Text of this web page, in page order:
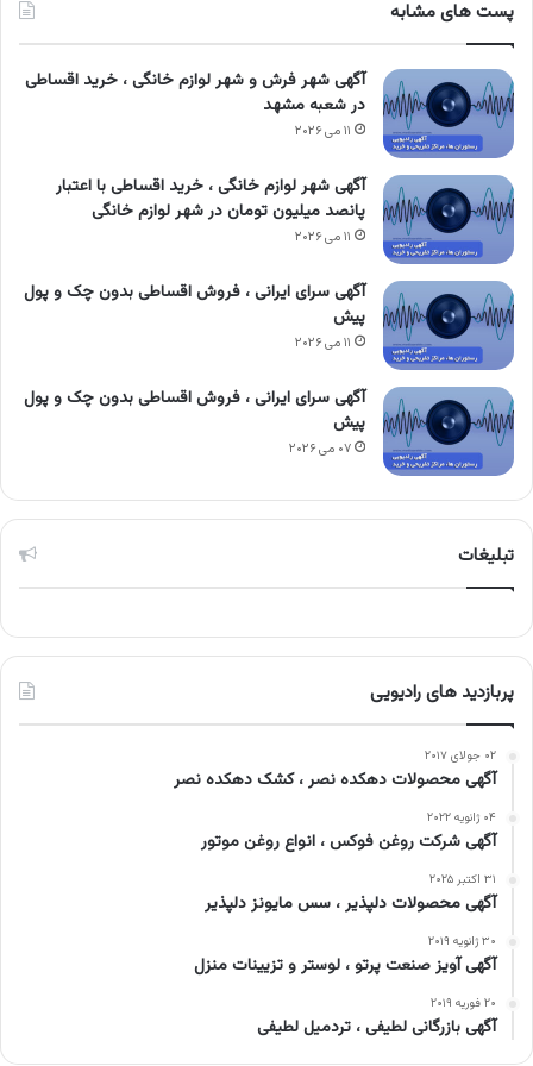
پست های مشابه
آگهی شهر فرش و شهر لوازم خانگی ، خرید اقساطی
در شعبه مشهد
۱۱ می ۲۰۲۶
آگهی شهر لوازم خانگی ، خرید اقساطی با اعتبار
پانصد میلیون تومان در شهر لوازم خانگی
۱۱ می ۲۰۲۶
آگهی سرای ایرانی ، فروش اقساطی بدون چک و پول
پیش
۱۱ می ۲۰۲۶
آگهی سرای ایرانی ، فروش اقساطی بدون چک و پول
پیش
۰۷ می ۲۰۲۶
تبلیغات
پربازدید های رادیویی
۰۲ جولای ۲۰۱۷
آگهی محصولات دهکده نصر ، کشک دهکده نصر
۰۴ ژانویه ۲۰۲۲
آگهی شرکت روغن فوکس ، انواع روغن موتور
۳۱ اکتبر ۲۰۲۵
آگهی محصولات دلپذیر ، سس مایونز دلپذیر
۳۰ ژانویه ۲۰۱۹
آگهی آویز صنعت پرتو ، لوستر و تزیینات منزل
۲۰ فوریه ۲۰۱۹
آگهی بازرگانی لطیفی ، تردمیل لطیفی